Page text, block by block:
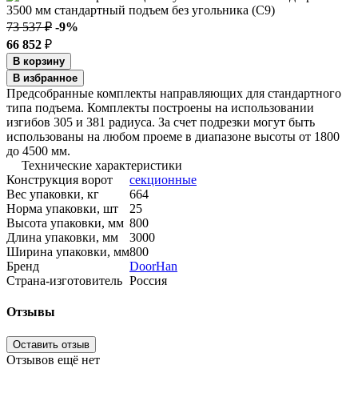
73 537 ₽ -9%
66 852 ₽
В корзину
В избранное
Предсобранные комплекты направляющих для стандартного
типа подъема. Комплекты построены на использовании
изгибов 305 и 381 радиуса. За счет подрезки могут быть
использованы на любом проеме в диапазоне высоты от 1800
до 4500 мм.
Технические характеристики
Конструкция ворот
секционные
Вес упаковки, кг
664
Норма упаковки, шт
25
Высота упаковки, мм 800
Длина упаковки, мм
3000
Ширина упаковки, мм800
Бренд
DoorHan
Страна-изготовитель Россия
Отзывы
Оставить отзыв
Отзывов ещё нет